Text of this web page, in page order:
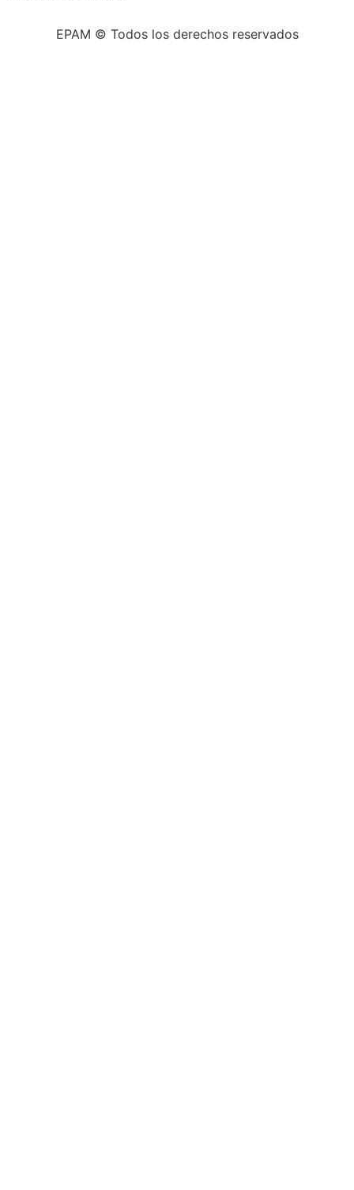
EPAM © Todos los derechos reservados